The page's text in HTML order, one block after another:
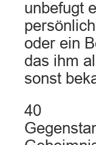
unbefugt
oder ein
das ihm
sonst
40